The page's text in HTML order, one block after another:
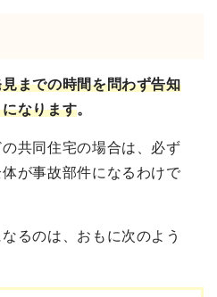
見までの時間を問わず告知
なります。
共同住宅の場合は、必ず
が事故部件になるわけで
るのは、おもに次のよう